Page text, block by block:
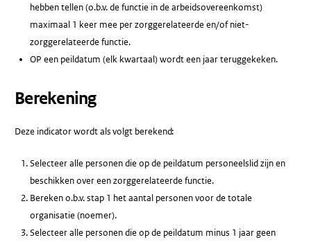
hebben tellen (o.b.v. de functie in de arbeidsovereenkomst)
maximaal 1 keer mee per zorggerelateerde en/of niet-
zorggerelateerde functie.
OP een peildatum (elk kwartaal) wordt een jaar teruggekeken.
Berekening
Deze indicator wordt als volgt berekend:
Selecteer alle personen die op de peildatum personeelslid zijn en
beschikken over een zorggerelateerde functie.
Bereken o.b.v. stap 1 het aantal personen voor de totale
organisatie (noemer).
Selecteer alle personen die op de peildatum minus 1 jaar geen